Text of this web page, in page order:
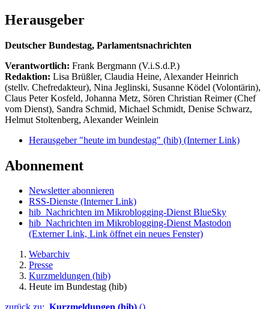
Herausgeber
Deutscher Bundestag, Parlamentsnachrichten
Verantwortlich: Frank Bergmann (V.i.S.d.P.)
Redaktion: Lisa Brüßler, Claudia Heine, Alexander Heinrich
(stellv. Chefredakteur), Nina Jeglinski, Susanne Ködel (Volontärin),
Claus Peter Kosfeld, Johanna Metz, Sören Christian Reimer (Chef
vom Dienst), Sandra Schmid, Michael Schmidt, Denise Schwarz,
Helmut Stoltenberg, Alexander Weinlein
Herausgeber "heute im bundestag" (hib) (Interner Link)
Abonnement
Newsletter abonnieren
RSS-Dienste (Interner Link)
hib_Nachrichten im Mikroblogging-Dienst BlueSky
hib_Nachrichten im Mikroblogging-Dienst Mastodon
(Externer Link, Link öffnet ein neues Fenster)
Webarchiv
Presse
Kurzmeldungen (hib)
Heute im Bundestag (hib)